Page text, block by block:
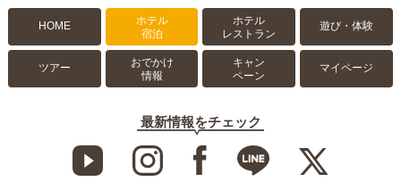
HOME
ホテル
宿泊
ホテル
レストラン
遊び・体験
ツアー
おでかけ
情報
キャン
ペーン
マイページ
最新情報をチェック